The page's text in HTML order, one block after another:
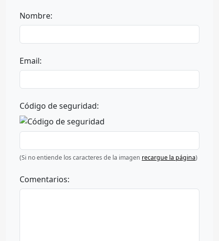
Nombre:
Email:
Código de seguridad:
(Si no entiende los caracteres de la imagen recargue la página)
Comentarios: